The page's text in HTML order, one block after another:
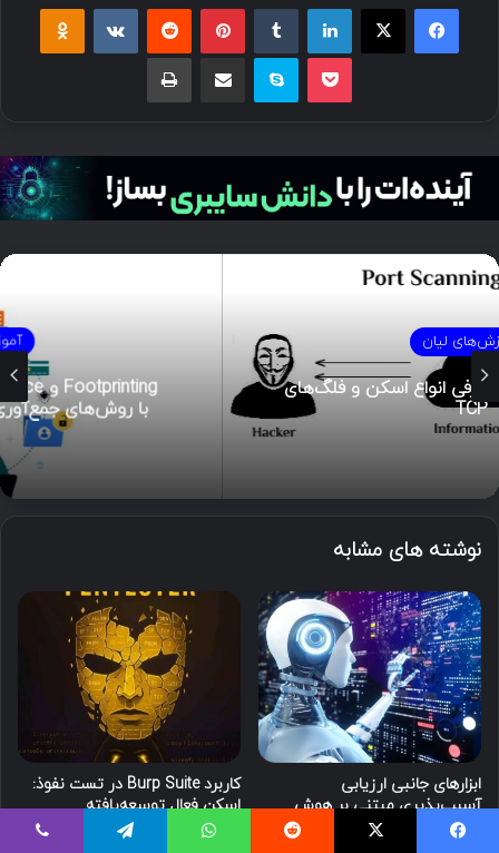
آموزش‌های لیان
Footprinting و Reconnaissance چیست؟ آشنایی
با روش‌های جمع‌آوری اطلاعات در امنیت سایبری
نوشته های مشابه
ابزارهای جانبی ارزیابی
آسیب‌پذیری مبتنی بر هوش
مصنوعی
کاربرد Burp Suite در تست نفوذ:
اسکن فعال توسعه‌یافته